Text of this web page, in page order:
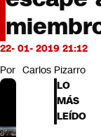
Futuro 360
Opinión
22- 01- 2019 21:12
Por Carlos Pizarro
LO
MÁS
LEÍDO